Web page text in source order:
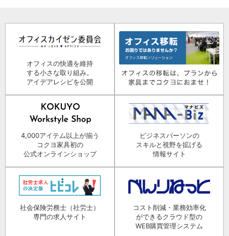
オフィスの快適を維持
する小さな取り組み。
アイデアレシピを公開
4,000アイテム以上が揃う
コクヨ家具初の
公式オンラインショップ
ビジネスパーソンの
スキルと視野を拡げる
情報サイト
社会保険労務士（社労士）
専門の求人サイト
コスト削減・業務効率化
ができるクラウド型の
WEB購買管理システム